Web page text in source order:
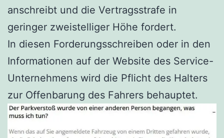
anschreibt und die Vertragsstrafe in
geringer zweistelliger Höhe fordert.
In diesen Forderungsschreiben oder in den
Informationen auf der Website des Service-
Unternehmens wird die Pflicht des Halters
zur Offenbarung des Fahrers behauptet.